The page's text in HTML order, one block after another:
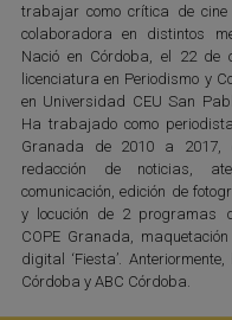
trabajar como crítica de
colaboradora en distintos
Nació en Córdoba, el 22 de
licenciatura en Periodismo y
en Universidad CEU San
Ha trabajado como
Granada de 2010 a 2017,
redacción de noticias,
comunicación, edición de
y locución de 2 programas
COPE Granada,
digital ‘Fiesta’.
Córdoba y ABC Córdoba.